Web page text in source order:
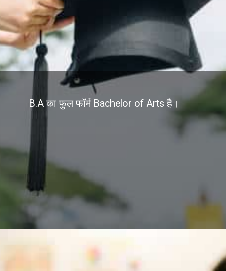
B.A का फुल फॉर्म Bachelor of Arts है।